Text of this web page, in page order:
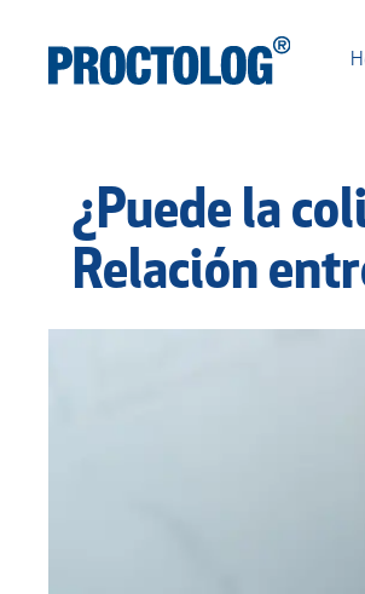
¿Puede la
Relación